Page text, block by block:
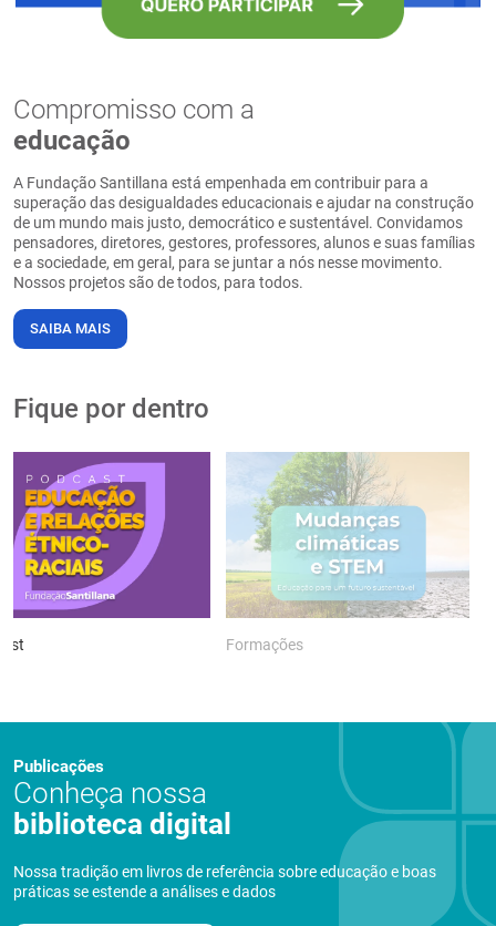
Compromisso com a
educação
A Fundação Santillana está empenhada em contribuir para a
superação das desigualdades educacionais e ajudar na construção
de um mundo mais justo, democrático e sustentável. Convidamos
pensadores, diretores, gestores, professores, alunos e suas famílias
e a sociedade, em geral, para se juntar a nós nesse movimento.
Nossos projetos são de todos, para todos.
SAIBA MAIS
Fique por dentro
Formações
Publicações
Conheça nossa
biblioteca digital
Nossa tradição em livros de referência sobre educação e boas
práticas se estende a análises e dados